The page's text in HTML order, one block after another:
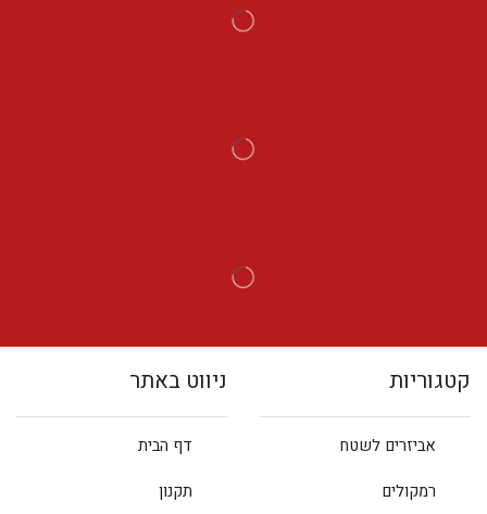
קטגוריות
אביזרים לשטח
רמקולים
ניווט באתר
דף הבית
תקנון